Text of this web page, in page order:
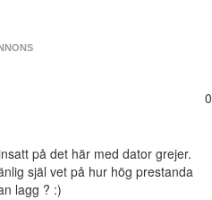
0
på det här med dator grejer.
själ vet på hur hög prestanda
lagg ? :)